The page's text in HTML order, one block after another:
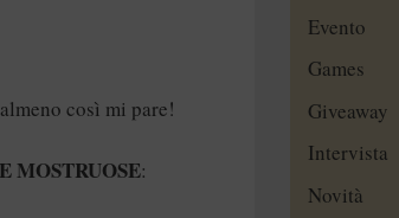
così mi pare!
MOSTRUOSE:
Evento
Games
Giveaway
Intervista
Novità